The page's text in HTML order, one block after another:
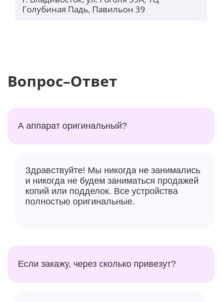
Голубиная Падь, Павильон 39
Вопрос–Ответ
А аппарат оригинальный?
Здравствуйте! Мы никогда не занимались
и никогда не будем заниматься продажей
копий или подделок. Все устройства
полностью оригинальные.
Если закажу, через сколько привезут?